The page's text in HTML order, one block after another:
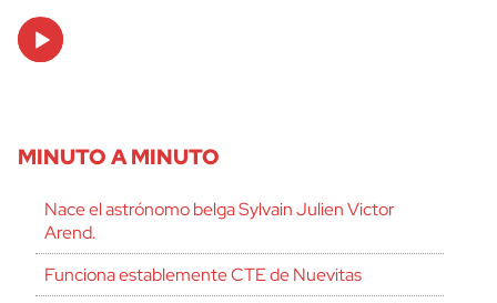
Audio
Player
MINUTO A MINUTO
Nace el astrónomo belga Sylvain Julien Victor
Arend.
Funciona establemente CTE de Nuevitas